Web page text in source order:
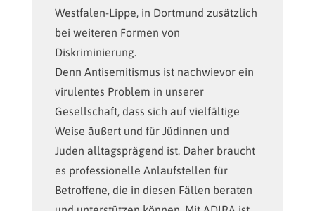
Westfalen-Lippe, in Dortmund zusätzlich
bei weiteren Formen von
Diskriminierung.
Denn Antisemitismus ist nachwievor ein
virulentes Problem in unserer
Gesellschaft, dass sich auf vielfältige
Weise äußert und für Jüdinnen und
Juden alltagsprägend ist. Daher braucht
es professionelle Anlaufstellen für
Betroffene, die in diesen Fällen beraten